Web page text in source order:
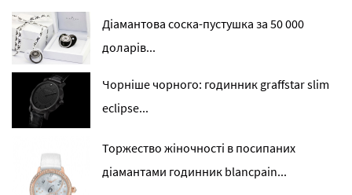
Діамантова соска-пустушка за 50 000
доларів...
Чорніше чорного: годинник graffstar slim
eclipse...
Торжество жіночності в посипаних
діамантами годинник blancpain...